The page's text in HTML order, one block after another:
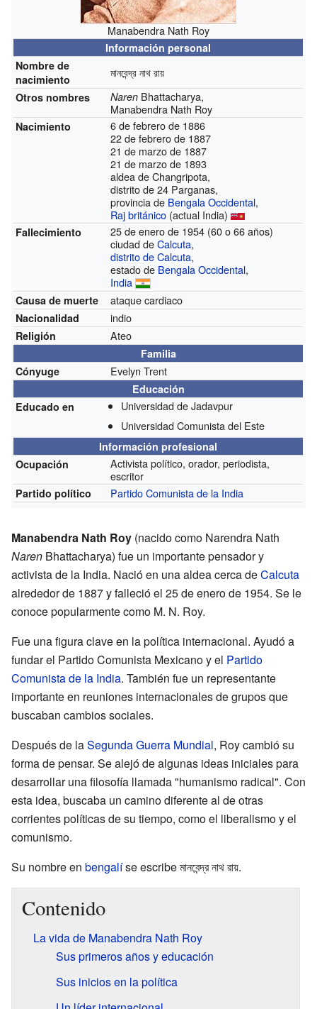
Manabendra Nath Roy
Información personal
Nombre de
nacimiento
মানবেন্দ্র নাথ রায়
Otros nombres Naren Bhattacharya,
Manabendra Nath Roy
Nacimiento
6 de febrero de 1886
22 de febrero de 1887
21 de marzo de 1887
21 de marzo de 1893
aldea de Changripota,
distrito de 24 Parganas,
provincia de Bengala Occidental,
Raj británico (actual India)
Fallecimiento
25 de enero de 1954 (60 o 66 años)
ciudad deCalcuta,
distrito de Calcuta,
estado de Bengala Occidental,
India
Causa de muerte ataque cardiaco
Nacionalidad indio
Religión Ateo
Familia
Cónyuge
Evelyn Trent
Educación
Educado en
Universidad de Jadavpur
Universidad Comunista del Este
Información profesional
Ocupación
Activista político, orador, periodista,
escritor
Partido político Partido Comunista de la India
Manabendra Nath Roy (nacido como Narendra Nath
Naren Bhattacharya) fue un importante pensador y
activista de la India. Nació en una aldea cerca deCalcuta
alrededor de 1887 y falleció el 25 de enero de 1954. Se le
conoce popularmente como M. N. Roy.
Fue una figura clave en la política internacional. Ayudó a
fundar el Partido Comunista Mexicano y el Partido
Comunista de la India. También fue un representante
importante en reuniones internacionales de grupos que
buscaban cambios sociales.
Después de laSegunda Guerra Mundial, Roy cambió su
forma de pensar. Se alejó de algunas ideas iniciales para
desarrollar una filosofía llamada "humanismo radical". Con
esta idea, buscaba un camino diferente al de otras
corrientes políticas de su tiempo, como el liberalismo y el
comunismo.
Su nombre en bengalíse escribe মানবেন্দ্র নাথ রায়.
Contenido
La vida de Manabendra Nath Roy
Sus primeros años y educación
Sus inicios en la política